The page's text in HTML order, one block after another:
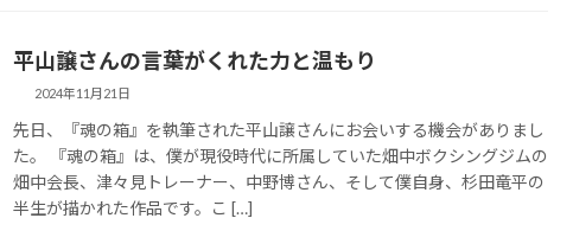
平山譲さんの言葉がくれた力と温もり
2024年11月21日
先日、『魂の箱』を執筆された平山譲さんにお会いする機会がありまし
た。 『魂の箱』は、僕が現役時代に所属していた畑中ボクシングジムの
畑中会長、津々見トレーナー、中野博さん、そして僕自身、杉田竜平の
半生が描かれた作品です。こ […]